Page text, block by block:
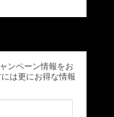
ンペーン情報をお
は更にお得な情報